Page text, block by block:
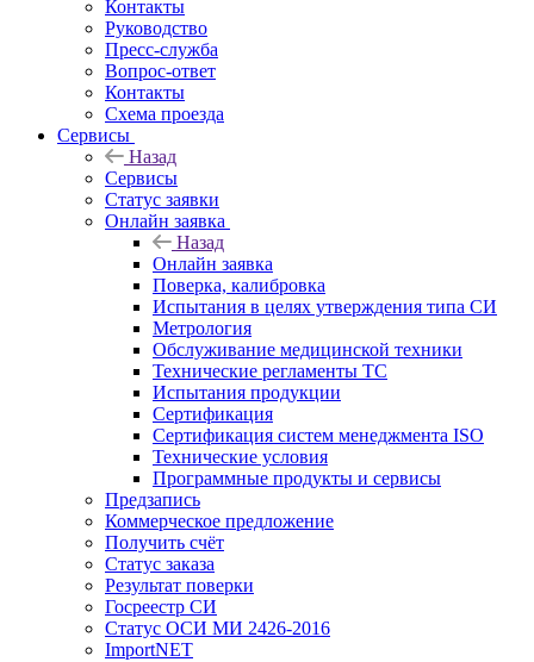
Контакты
Руководство
Пресс-служба
Вопрос-ответ
Контакты
Схема проезда
Сервисы
Назад
Сервисы
Статус заявки
Онлайн заявка
Назад
Онлайн заявка
Поверка, калибровка
Испытания в целях утверждения типа СИ
Метрология
Обслуживание медицинской техники
Технические регламенты ТС
Испытания продукции
Сертификация
Сертификация систем менеджмента ISO
Технические условия
Программные продукты и сервисы
Предзапись
Коммерческое предложение
Получить счёт
Статус заказа
Результат поверки
Госреестр СИ
Статус ОСИ МИ 2426-2016
ImportNET